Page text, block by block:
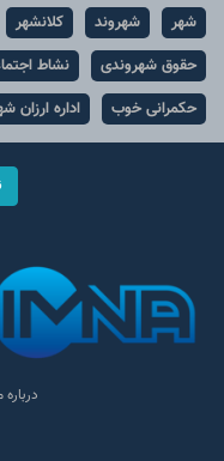
شهر شهروند کلانشهر
حقوق شهروندی
نشاط
حکمرانی خوب
اداره ارزان
درباره